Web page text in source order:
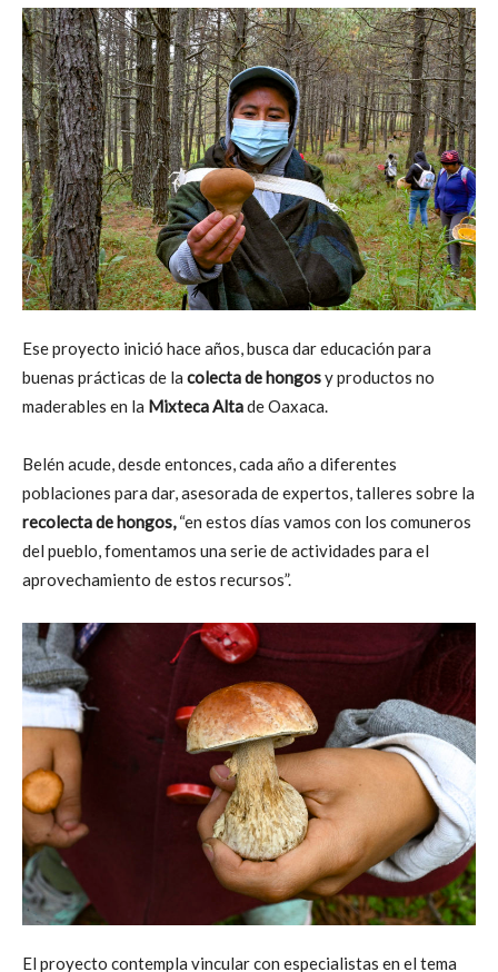
Ese proyecto inició hace años, busca dar educación para
buenas prácticas de la colecta de hongosy productos no
maderables en la Mixteca Altade Oaxaca.
Belén acude, desde entonces, cada año a diferentes
poblaciones para dar, asesorada de expertos, talleres sobre la
recolecta de hongos,“en estos días vamos con los comuneros
del pueblo, fomentamos una serie de actividades para el
aprovechamiento de estos recursos”.
El proyecto contempla vincular con especialistas en el tema